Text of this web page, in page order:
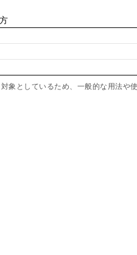
象としているため、一般的な用法や